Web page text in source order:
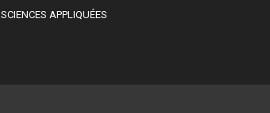
SCIENCES APPLIQUÉES